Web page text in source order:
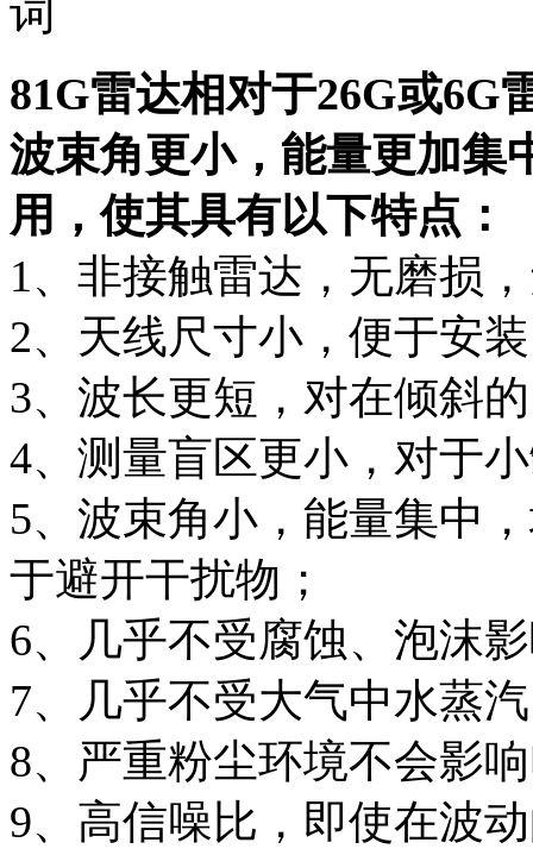
81G雷达相对于26G或6G
波束角更小，能量更加集
用，使其具有以下特点：
1、非接触雷达，无磨损
2、天线尺寸小，便于安
3、波长更短，对在倾斜
4、测量盲区更小，对于
5、波束角小，能量集中
于避开干扰物；
6、几乎不受腐蚀、泡沫
7、几乎不受大气中水蒸
8、严重粉尘环境不会影
9、高信噪比，即使在波